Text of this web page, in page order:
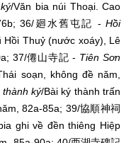
/Văn bia núi Thoại. Cao
36/廻水舊屯記 - Hồi
Hồi Thuỷ (nước xoáy), Lê
37/僊山寺記 - Tiên Sơn
soạn, không đề năm,
ký/Bài ký thành trấn
82a-85a; 39/協順神祠
ghi về đền thiêng Hiệp